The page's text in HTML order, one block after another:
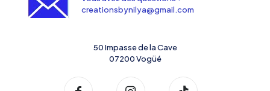
creationsbynilya@gmail.com
50 Impasse de la Cave
07200 Vogüé